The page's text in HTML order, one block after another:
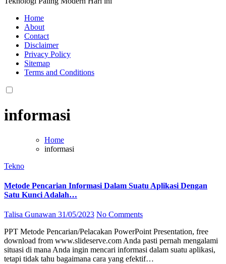
Home
About
Contact
Disclaimer
Privacy Policy
Sitemap
Terms and Conditions
informasi
Home
informasi
Tekno
Metode Pencarian Informasi Dalam Suatu Aplikasi Dengan
Satu Kunci Adalah…
Talisa Gunawan 31/05/2023 No Comments
PPT Metode Pencarian/Pelacakan PowerPoint Presentation, free
download from www.slideserve.com Anda pasti pernah mengalami
situasi di mana Anda ingin mencari informasi dalam suatu aplikasi,
tetapi tidak tahu bagaimana cara yang efektif…